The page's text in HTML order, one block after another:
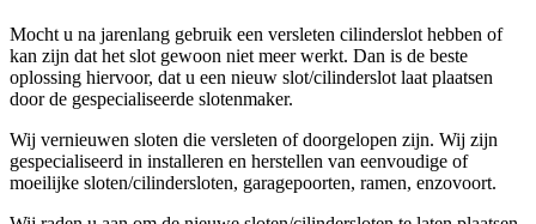
Mocht u na jarenlang gebruik een versleten cilinderslot hebben of
kan zijn dat het slot gewoon niet meer werkt. Dan is de beste
oplossing hiervoor, dat u een nieuw slot/cilinderslot laat plaatsen
door de gespecialiseerde slotenmaker.
Wij vernieuwen sloten die versleten of doorgelopen zijn. Wij zijn
gespecialiseerd in installeren en herstellen van eenvoudige of
moeilijke sloten/cilindersloten, garagepoorten, ramen, enzovoort.